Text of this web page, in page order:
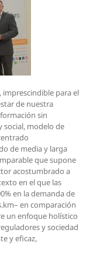
imprescindible para el
de nuestra
sin
social, modelo de
de media y larga
que supone
acostumbrado a
en el que las
en la demanda de
en comparación
un enfoque holístico
y sociedad
y eficaz,